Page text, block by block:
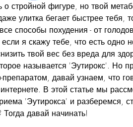
стройной фигуре, но твой
улитка бегает быстрее тебя,
способы похудения - от
я скажу тебе, что есть одно
твой вес без вреда для
называется 'Эутирокс'. Но
препаратом, давай узнаем, что
В этой статье мы
'Эутирокса' и разберемся,
Тогда давай начинать!